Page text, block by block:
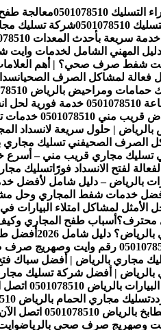
0501078510
معالجة
شركة تسليك
بأحدث المعدات 0501078510
المهني الشامل لخدمات
شفط صرف صحي؟ | أهم
فعالة لمشاكل الصرف الصحي
ومراحيض بالرياض 0501078510
تسليك مجاري بالرياض 24 ساعة
| حلول سريعة لانسداد
فني تسليك مجاري
لفتح الانسداد فورًا
بالرياض – دليل شامل لأفضل
أفضل خدمات شفط المجاري وحل
لمشاكل امتلاء البيارات في
محترف؟ أسباب طفح المجاري وكيف
دليل شامل 2026
أفضل
مجاري بالرياض | أفضل سباك فتح
| أفضل شركة تسليك مجاري 24
0501078510 اتصل الآن خصم 50% لا تتردد
تسليك مجاري الحمام بالرياض 0501078510 اتصل الآن
اتصل الآن خصم 50% لا تتردد